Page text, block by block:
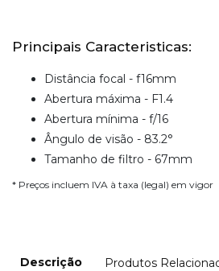
Principais Caracteristicas:
Distância focal - f16mm
Abertura máxima - F1.4
Abertura mínima - f/16
Ângulo de visão - 83.2°
Tamanho de filtro - 67mm
* Preços incluem IVA à taxa (legal) em vigor
Descrição Produtos